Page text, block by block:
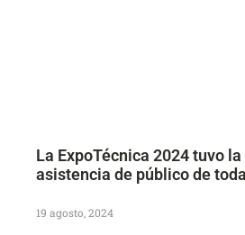
La ExpoTécnica 2024 tuvo
asistencia de público de
19 agosto, 2024